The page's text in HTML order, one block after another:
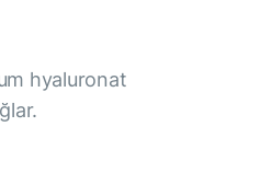
hyaluronat